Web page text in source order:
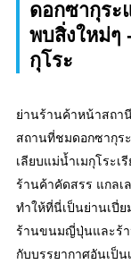
ดอกซากุระ
พบสิ่งใหม่ๆ
กุโระ
ย่านร้านค้าหน้าสถา
สถานที่ชมดอกซากุร
เลียบแม่น้ำเมกุโระเ
ร้านค้าคัดสรร แกลเ
ทำให้ที่นี่เป็นย่านเปี่
ร้านขนมญี่ปุ่นและร้า
กับบรรยากาศอันเป็